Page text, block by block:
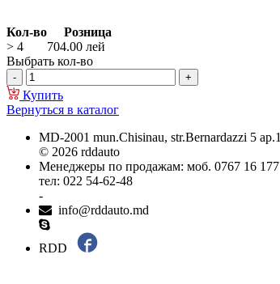
Кол-во
Розница
> 4
704.00 лей
Выбрать кол-во
Купить
Вернуться в каталог
MD-2001 mun.Chisinau, str.Bernardazzi 5 ap.1
© 2026 rddauto
Менеджеры по продажам: моб. 0767 16 177
тел: 022 54-62-48
-
info@rddauto.md
RDD